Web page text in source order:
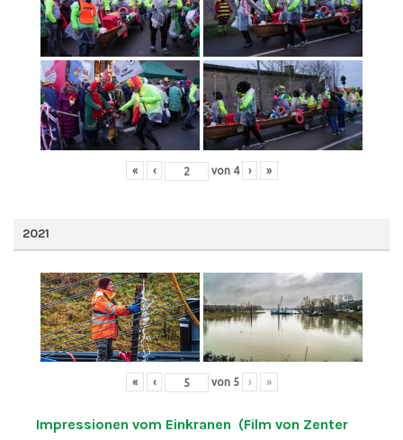
« ‹ von 4 › »
2021
« ‹ von 5 › »
Impressionen vom Einkranen (Film von Zenter